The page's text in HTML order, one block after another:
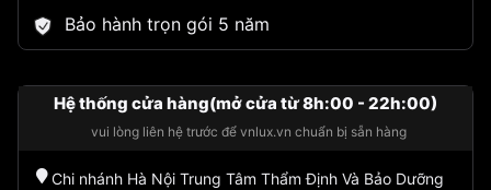
Bảo hành trọn gói 5 năm
Hệ thống cửa hàng(mở cửa từ 8h:00 - 22h:00)
vui lòng liên hệ trước để vnlux.vn chuẩn bị sẵn hàng
Chi nhánh Hà Nội Trung Tâm Thẩm Định Và Bảo Dưỡng